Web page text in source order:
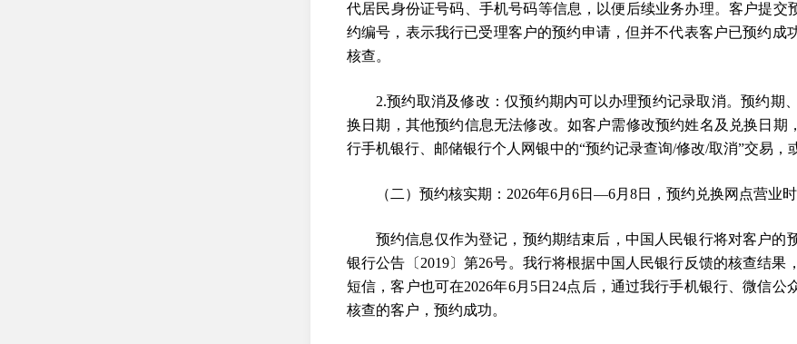
代居民身份证号码、手机号码等信息，以便后续业务办理。客户提交
约编号，表示我行已受理客户的预约申请，但并不代表客户已预约成
核查。
2.预约取消及修改：仅预约期内可以办理预约记录取消。预约期
换日期，其他预约信息无法修改。如客户需修改预约姓名及兑换日期
行手机银行、邮储银行个人网银中的“预约记录查询/修改/取消”交易，
（二）预约核实期：2026年6月6日—6月8日，预约兑换网点营业时
预约信息仅作为登记，预约期结束后，中国人民银行将对客户的
银行公告〔2019〕第26号。我行将根据中国人民银行反馈的核查结
短信，客户也可在2026年6月5日24点后，通过我行手机银行、微信
核查的客户，预约成功。